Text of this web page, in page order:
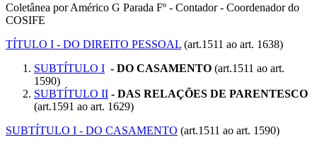
Coletânea por Américo G Parada Fº - Contador - Coordenador do
COSIFE
TÍTULO I - DO DIREITO PESSOAL (art.1511 ao art. 1638)
SUBTÍTULO I - DO CASAMENTO (art.1511 ao art.
1590)
SUBTÍTULO II - DAS RELAÇÕES DE PARENTESCO
(art.1591 ao art. 1629)
SUBTÍTULO I - DO CASAMENTO (art.1511 ao art. 1590)